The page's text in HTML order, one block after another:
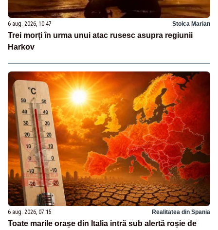
6 aug. 2026, 10:47 Stoica Marian
Trei morți în urma unui atac rusesc asupra regiunii
Harkov
6 aug. 2026, 07:15 Realitatea din Spania
Toate marile orașe din Italia intră sub alertă roșie de